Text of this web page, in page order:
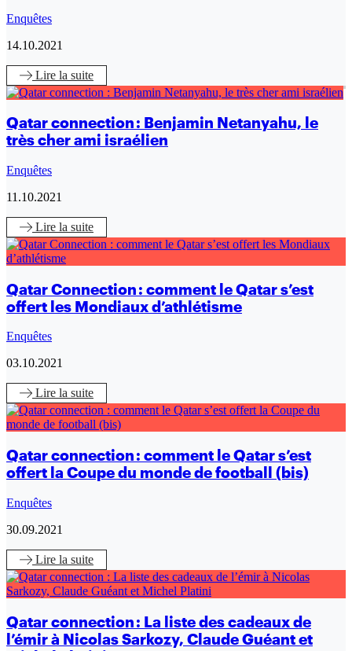
Enquêtes
14.10.2021
Lire la suite
Qatar connection : Benjamin Netanyahu, le
très cher ami israélien
Enquêtes
11.10.2021
Lire la suite
Qatar Connection : comment le Qatar s’est
offert les Mondiaux d’athlétisme
Enquêtes
03.10.2021
Lire la suite
Qatar connection : comment le Qatar s’est
offert la Coupe du monde de football (bis)
Enquêtes
30.09.2021
Lire la suite
Qatar connection : La liste des cadeaux de
l’émir à Nicolas Sarkozy, Claude Guéant et